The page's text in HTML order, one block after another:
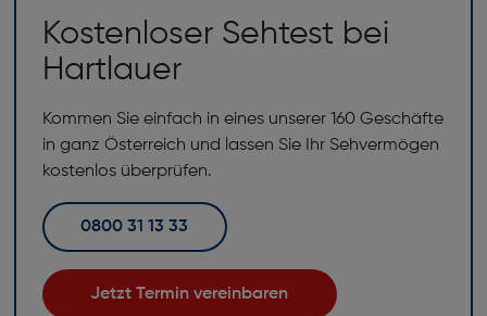
Kostenloser Sehtest bei
Hartlauer
Kommen Sie einfach in eines unserer 160 Geschäfte
in ganz Österreich und lassen Sie Ihr Sehvermögen
kostenlos überprüfen.
0800 31 13 33
Jetzt Termin vereinbaren